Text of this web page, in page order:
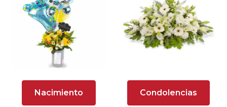
Nacimiento Condolencias
Hortensias (Hydrangea)